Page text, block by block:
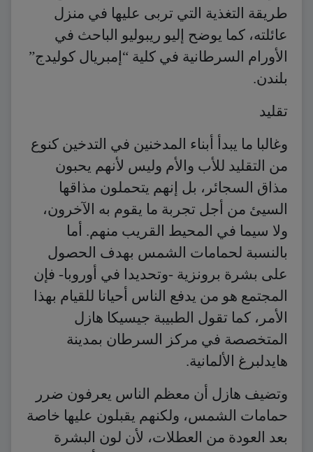
طريقة التغذية التي تربى عليها في منزل
عائلته، كما يوضح إليو ريبوليو الباحث في
الأورام السرطانية في كلية “إمبريال كوليدج”
بلندن.
تقليد
وغالبا ما يبدأ أبناء المدخنين في التدخين كنوع
من التقليد للأب والأم وليس لأنهم يحبون
مذاق السجائر، بل إنهم يتحملون مذاقها
السيئ من أجل تجربة ما يقوم به الآخرون،
ولا سيما في المحيط القريب منهم. أما
بالنسبة لحمامات الشمس بهدف الحصول
على بشرة برونزية -وتحديدا في أوروبا- فإن
المجتمع هو من يدفع الناس أحيانا للقيام بهذا
الأمر، كما تقول الطبيبة جيسيكا هازل
المتخصصة في مركز السرطان بمدينة
هايدلبرغ الألمانية.
وتضيف هازل أن معظم الناس يعرفون ضرر
حمامات الشمس، ولكنهم يقبلون عليها خاصة
بعد العودة من العطلات، لأن لون البشرة